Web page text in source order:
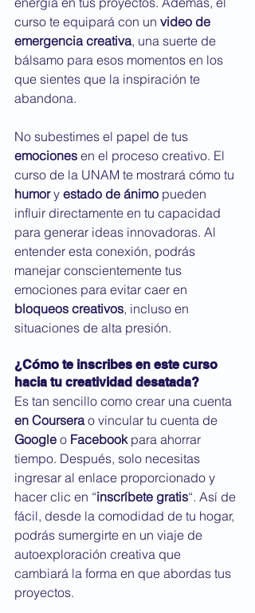
curso te equipará con un video de
emergencia creativa, una suerte de
bálsamo para esos momentos en los
que sientes que la inspiración te
abandona.
No subestimes el papel de tus
emociones en el proceso creativo. El
curso de la UNAM te mostrará cómo tu
humor y estado de ánimo pueden
influir directamente en tu capacidad
para generar ideas innovadoras. Al
entender esta conexión, podrás
manejar conscientemente tus
emociones para evitar caer en
bloqueos creativos, incluso en
situaciones de alta presión.
¿Cómo te inscribes en este curso
hacia tu creatividad desatada?
Es tan sencillo como crear una cuenta
en Coursera o vincular tu cuenta de
Google o Facebook para ahorrar
tiempo. Después, solo necesitas
ingresar al enlace proporcionado y
hacer clic en “inscríbete gratis“. Así de
fácil, desde la comodidad de tu hogar,
podrás sumergirte en un viaje de
autoexploración creativa que
cambiará la forma en que abordas tus
proyectos.